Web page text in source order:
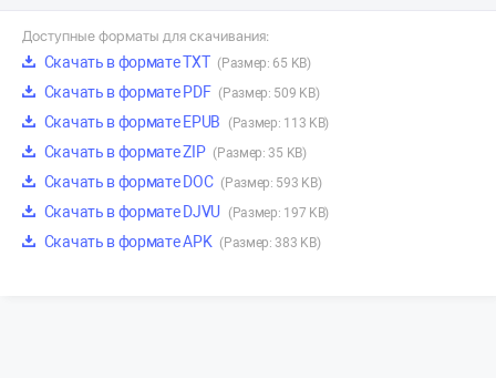
Доступные форматы для скачивания:
Скачать в формате TXT (Размер: 65 KB)
Скачать в формате PDF (Размер: 509 KB)
Скачать в формате EPUB (Размер: 113 KB)
Скачать в формате ZIP (Размер: 35 KB)
Скачать в формате DOC (Размер: 593 KB)
Скачать в формате DJVU (Размер: 197 KB)
Скачать в формате APK (Размер: 383 KB)